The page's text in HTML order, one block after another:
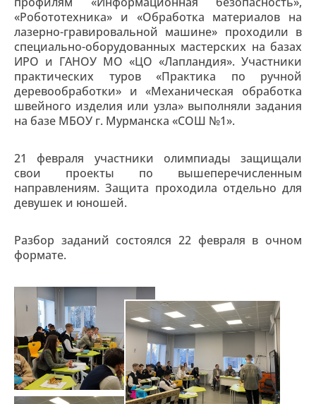
«Робототехника» и «Обработка материалов на
лазерно-гравировальной машине» проходили в
специально-оборудованных мастерских на базах
ИРО и ГАНОУ МО «ЦО «Лапландия». Участники
практических туров «Практика по ручной
деревообработки» и «Механическая обработка
швейного изделия или узла» выполняли задания
на базе МБОУ г. Мурманска «СОШ №1».
21 февраля участники олимпиады защищали
свои проекты по вышеперечисленным
направлениям. Защита проходила отдельно для
девушек и юношей.
Разбор заданий состоялся 22 февраля в очном
формате.